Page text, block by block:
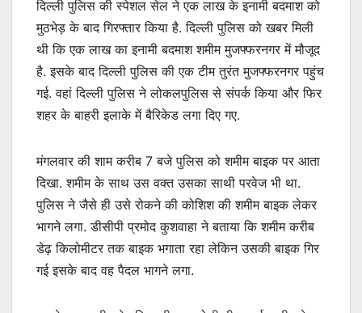
दिल्ली पुलिस की स्पेशल सेल ने एक लाख के इनामी बदमाश को
मुठभेड़ के बाद गिरफ्तार किया है. दिल्ली पुलिस को खबर मिली
थी कि एक लाख का इनामी बदमाश शमीम मुजफ्फरनगर में मौजूद
है. इसके बाद दिल्ली पुलिस की एक टीम तुरंत मुजफ्फरनगर पहुंच
गई. वहां दिल्ली पुलिस ने लोकलपुलिस से संपर्क किया और फिर
शहर के बाहरी इलाके में बैरिकेड लगा दिए गए.
मंगलवार की शाम करीब 7 बजे पुलिस को शमीम बाइक पर आता
दिखा. शमीम के साथ उस वक्त उसका साथी परवेज भी था.
पुलिस ने जैसे ही उसे रोकने की कोशिश की शमीम बाइक लेकर
भागने लगा. डीसीपी प्रमोद कुशवाहा ने बताया कि शमीम करीब
डेढ़ किलोमीटर तक बाइक भगाता रहा लेकिन उसकी बाइक गिर
गई इसके बाद वह पैदल भागने लगा.